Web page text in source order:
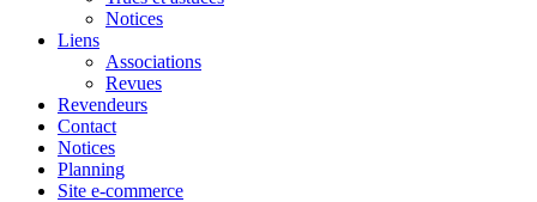
Notices
Liens
Associations
Revues
Revendeurs
Contact
Notices
Planning
Site e-commerce